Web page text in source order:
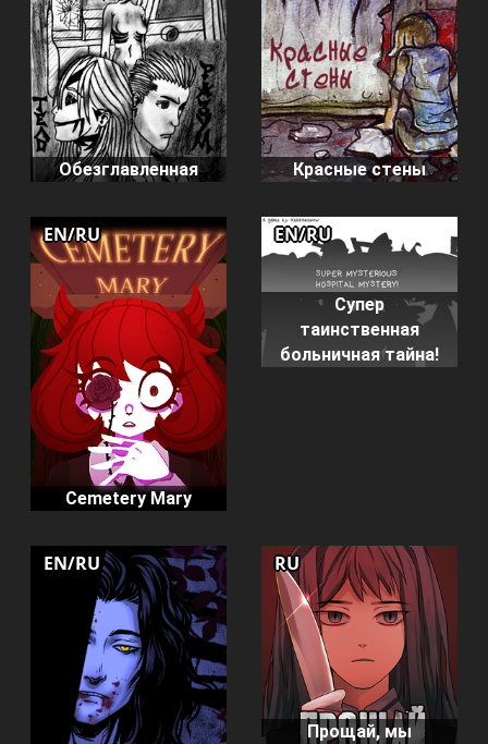
Обезглавленная Красные стены
Cemetery Mary
EN/RU
Супер
таинственная
больничная тайна!
EN/RU
EN/RU
Прощай, мы
RU